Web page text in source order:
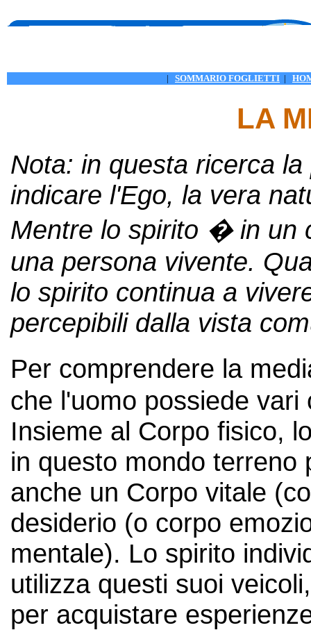
| SOMMARIO FOGLIETTI |
LA
Nota: in questa ricerca
indicare l'Ego, la vera
Mentre lo spirito � in un
una persona vivente.
lo spirito continua a
percepibili dalla vista
Per comprendere la
che l'uomo possiede
Insieme al Corpo fisico,
in questo mondo terreno
anche un Corpo vitale
desiderio (o corpo
mentale). Lo spirito
utilizza questi suoi
per acquistare